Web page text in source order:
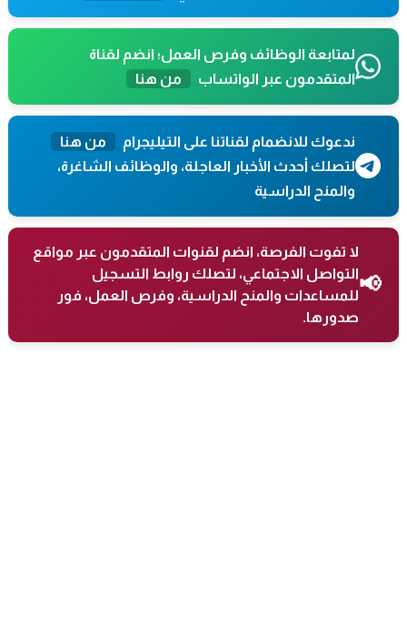
لمتابعة الوظائف وفرص العمل؛ انضم لقناة
المتقدمون عبر الواتساب
من هنا
ندعوك للانضمام لقناتنا على التيليجرام
من هنا
لتصلك أحدث الأخبار العاجلة، والوظائف الشاغرة،
والمنح الدراسية
📢
لا تفوت الفرصة، انضم لقنوات المتقدمون عبر مواقع
التواصل الاجتماعي، لتصلك روابط التسجيل
للمساعدات والمنح الدراسية، وفرص العمل، فور
صدورها.